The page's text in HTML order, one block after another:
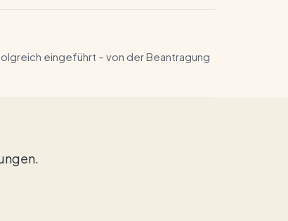
eingeführt – von der Beantragung